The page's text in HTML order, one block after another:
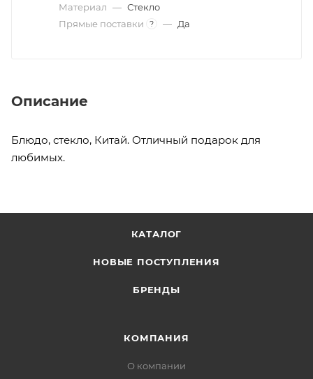
Материал — Стекло
Прямые поставки
? — Да
Описание
Блюдо, стекло, Китай. Отличный подарок для
любимых.
КАТАЛОГ
НОВЫЕ ПОСТУПЛЕНИЯ
БРЕНДЫ
КОМПАНИЯ
О компании